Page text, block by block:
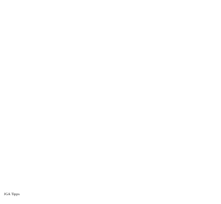
JGA Tipps